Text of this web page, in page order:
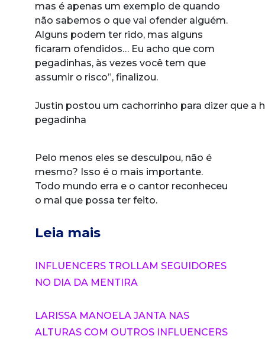
mas é apenas um exemplo de quando
não sabemos o que vai ofender alguém.
Alguns podem ter rido, mas alguns
ficaram ofendidos… Eu acho que com
pegadinhas, às vezes você tem que
assumir o risco”, finalizou.
Justin postou um cachorrinho para dizer que a
pegadinha
Pelo menos eles se desculpou, não é
mesmo? Isso é o mais importante.
Todo mundo erra e o cantor reconheceu
o mal que possa ter feito.
Leia mais
INFLUENCERS TROLLAM SEGUIDORES
NO DIA DA MENTIRA
LARISSA MANOELA JANTA NAS
ALTURAS COM OUTROS INFLUENCERS